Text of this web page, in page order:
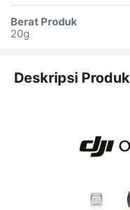
Berat Produk
20g
Deskripsi Produk